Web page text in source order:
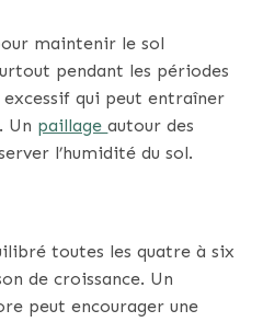
maintenir le sol
pendant les périodes
excessif qui peut entraîner
Un paillageautour des
l’humidité du sol.
toutes les quatre à six
de croissance. Un
peut encourager une